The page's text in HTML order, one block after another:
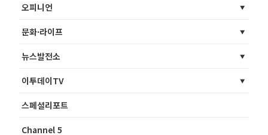
오피니언
문화·라이프
뉴스발전소
이투데이TV
스페셜리포트
Channel 5